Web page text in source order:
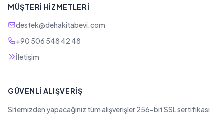
MÜŞTERI HIZMETLERI
destek@dehakitabevi.com
+90 506 548 42 48
İletişim
GÜVENLI ALIŞVERIŞ
Sitemizden yapacağınız tüm alışverişler 256-bit SSL sertifikası